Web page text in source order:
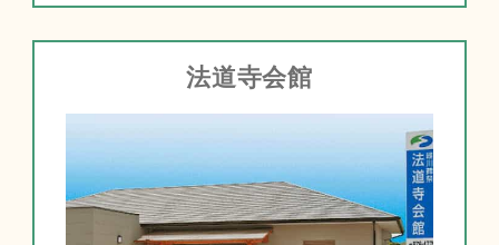
法道寺会館